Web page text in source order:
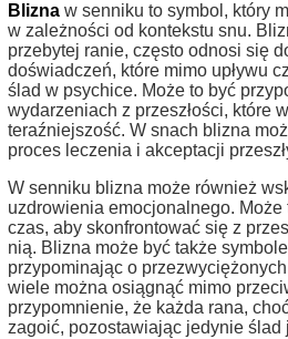
Blizna w senniku to symbol, który
w zależności od kontekstu snu.
przebytej ranie, często odnosi się
doświadczeń, które mimo upływu
ślad w psychice. Może to być
wydarzeniach z przeszłości, które
teraźniejszość. W snach blizna
proces leczenia i akceptacji
W senniku blizna może również
uzdrowienia emocjonalnego. Może
czas, aby skonfrontować się z
nią. Blizna może być także
przypominając o
wiele można osiągnąć mimo
przypomnienie, że każda rana,
zagoić, pozostawiając jedynie ślad